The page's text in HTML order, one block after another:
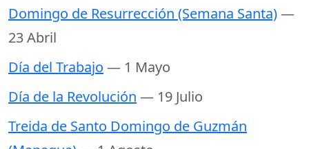
Domingo de Resurrección (Semana Santa)—
23 Abril
Día del Trabajo — 1 Mayo
Día de la Revolución — 19 Julio
Treida de Santo Domingo de Guzmán